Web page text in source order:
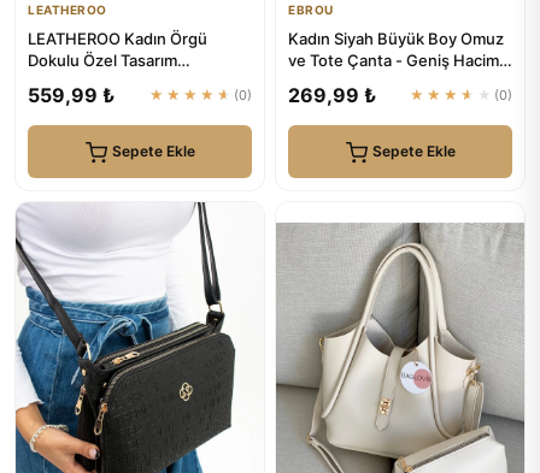
LEATHEROO
LEATHEROO Kadın Örgü
Dokulu Özel Tasarım
559,99 ₺ ★★★★★ (0)
Sepete Ekle
EBROU
Kadın Siyah Büyük Boy Omuz
ve Tote Çanta - Geniş Hacim |
269,99 ₺ ★★★★★ (0)
Sepete Ekle